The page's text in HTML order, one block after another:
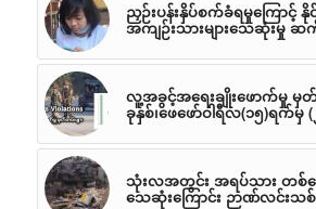
ညှဉ်းပန်းနှိပ်စက်ခံရမှုကြောင့် နို
အကျဉ်းသားများသေဆုံးမှု
လူ့အခွင့်အရေးချိုးဖောက်မှု မှတ်
ခုနှစ်၊ဖေဖော်ဝါရီလ(၁၅)ရက်မှ
သုံးလအတွင်း အရပ်သား တစ်ထ
သေဆုံးကြောင်း ဉာဏ်လင်းသ